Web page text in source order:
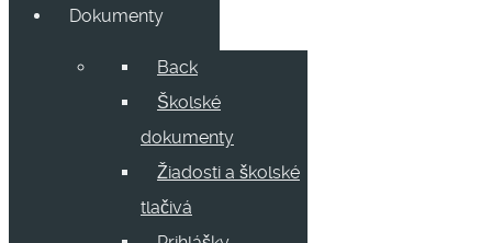
Dokumenty
Back
Školské
dokumenty
Žiadosti a školské
tlačivá